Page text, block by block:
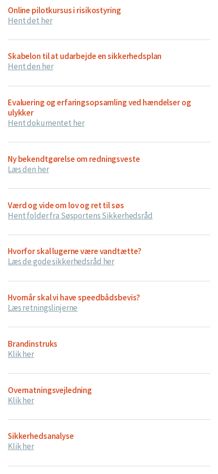
Online pilotkursus i risikostyring
Hent det her
Skabelon til at udarbejde en sikkerhedsplan
Hent den her
Evaluering og erfaringsopsamling ved hændelser og
ulykker
Hent dokumentet her
Ny bekendtgørelse om redningsveste
Læs den her
Værd og vide om lov og ret til søs
Hent folder fra Søsportens Sikkerhedsråd
Hvorfor skal lugerne være vandtætte?
Læs de gode sikkerhedsråd her
Hvornår skal vi have speedbådsbevis?
Læs retningslinjerne
Brandinstruks
Klik her
Overnatningsvejledning
Klik her
Sikkerhedsanalyse
Klik her